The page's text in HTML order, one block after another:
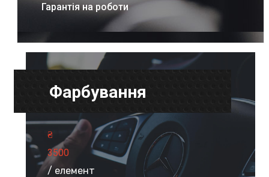
Гарантія на роботи
Фарбування
₴
3500
/ елемент